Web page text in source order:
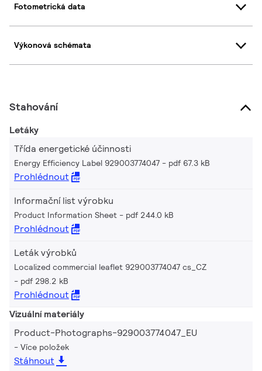
Fotometrická data
Výkonová schémata
Stahování
Letáky
Třída energetické účinnosti
Energy Efficiency Label 929003774047 pdf 67.3 kB
Prohlédnout
Informační list výrobku
Product Information Sheet pdf 244.0 kB
Prohlédnout
Leták výrobků
Localized commercial leaflet 929003774047 cs_CZ
pdf 298.2 kB
Prohlédnout
Vizuální materiály
Product-Photographs-929003774047_EU
Více položek
Stáhnout